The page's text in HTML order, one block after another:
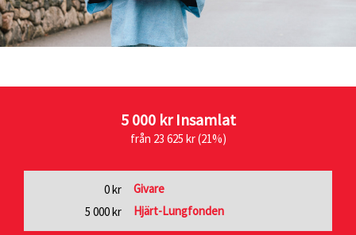
5 000 krInsamlat
från 23 625 kr (21%)
0 kr
Givare
5 000 kr
Hjärt-Lungfonden